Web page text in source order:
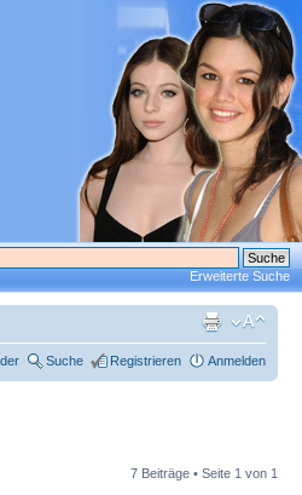
Erweiterte Suche
Suche Registrieren Anmelden
7 Beiträge • Seite 1 von 1